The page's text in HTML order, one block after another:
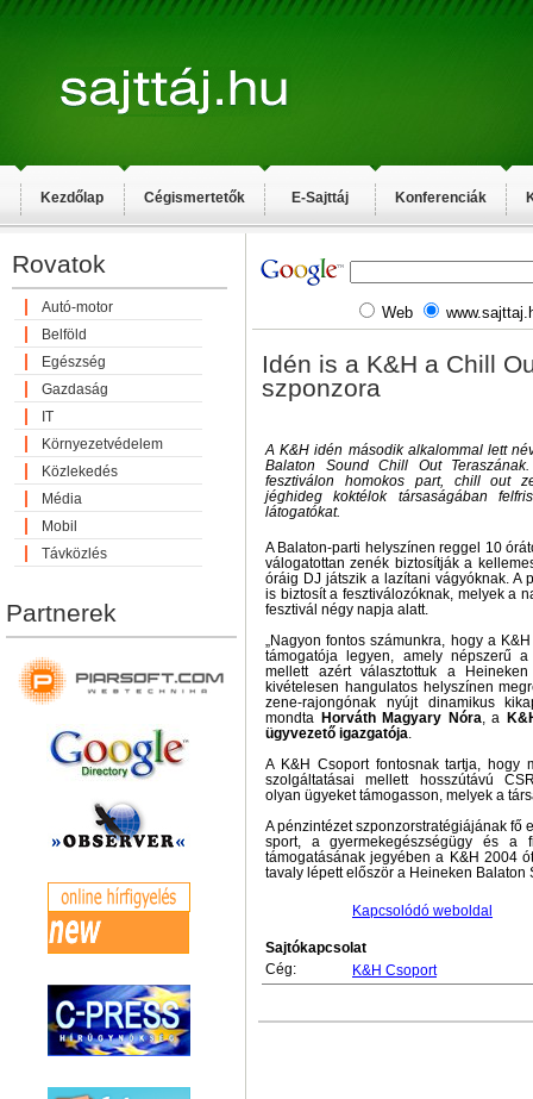
Kezdőlap Cégismertetők E-Sajttáj Konferenciák
Rovatok
Autó-motor
Belföld
Egészség
Gazdaság
IT
Környezetvédelem
Közlekedés
Média
Mobil
Távközlés
Partnerek
Web
Idén is a K&H a Chill
szponzora
A K&H idén második alkalommal lett
Balaton Sound Chill Out
fesztiválon homokos part, chill out
jéghideg koktélok társaságában
látogatókat.
A Balaton-parti helyszínen reggel 10
válogatottan zenék biztosítják a
óráig DJ játszik a lazítani vágyóknak. A
is biztosít a fesztiválozóknak, melyek a
fesztivál négy napja alatt.
„Nagyon fontos számunkra, hogy a
támogatója legyen, amely népszerű
mellett azért választottuk a
kivételesen hangulatos helyszínen
zene-rajongónak nyújt dinamikus
mondta Horváth Magyary Nóra, a
ügyvezető igazgatója.
A K&H Csoport fontosnak tartja, hogy
szolgáltatásai mellett hosszútávú
olyan ügyeket támogasson, melyek a
A pénzintézet szponzorstratégiájának fő
sport, a gyermekegészségügy és a
támogatásának jegyében a K&H 2004
tavaly lépett először a Heineken Balaton
Kapcsolódó weboldal
Sajtókapcsolat
Cég:
K&H Csoport